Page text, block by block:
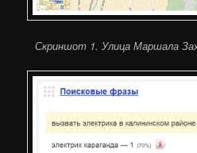
Скриншот 1. Улица Маршала